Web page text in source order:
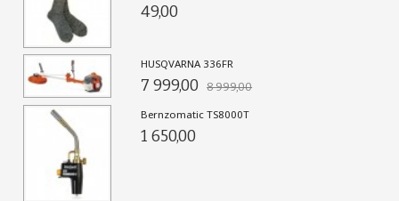
49,00
HUSQVARNA 336FR
7 999,00 8 999,00
Bernzomatic TS8000T
1 650,00